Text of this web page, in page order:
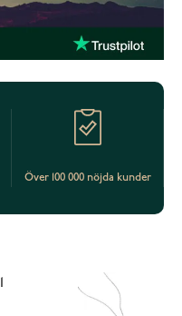
Över 100 000 nöjda kunder